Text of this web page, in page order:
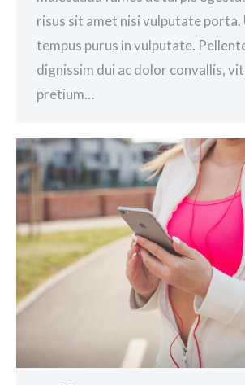
risus sit amet nisi vulputate
tempus purus in vulputate.
dignissim dui ac dolor convallis,
pretium…